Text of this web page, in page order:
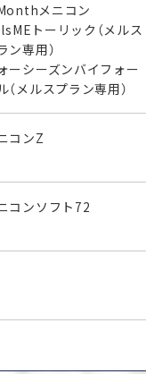
メニコン
トーリック（メルス
ン専用）
ーシーズンバイフォー
（メルスプラン専用）
コンZ
コンソフト72